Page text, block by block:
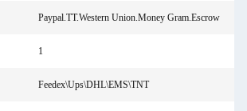
Paypal.TT.Western Union.Money Gram.Escrow
1
Feedex\Ups\DHL\EMS\TNT